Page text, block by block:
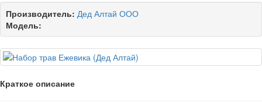
Производитель: Дед Алтай ООО
Модель:
Краткое описание